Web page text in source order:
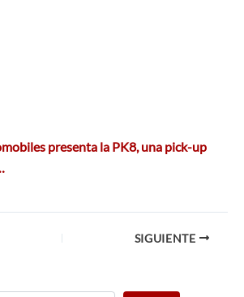
presenta la PK8, una pick-up
SIGUIENTE